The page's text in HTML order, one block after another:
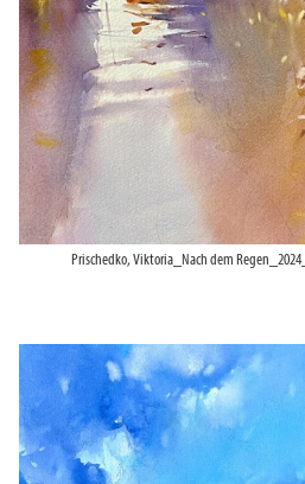
Prischedko, Viktoria_Nach dem